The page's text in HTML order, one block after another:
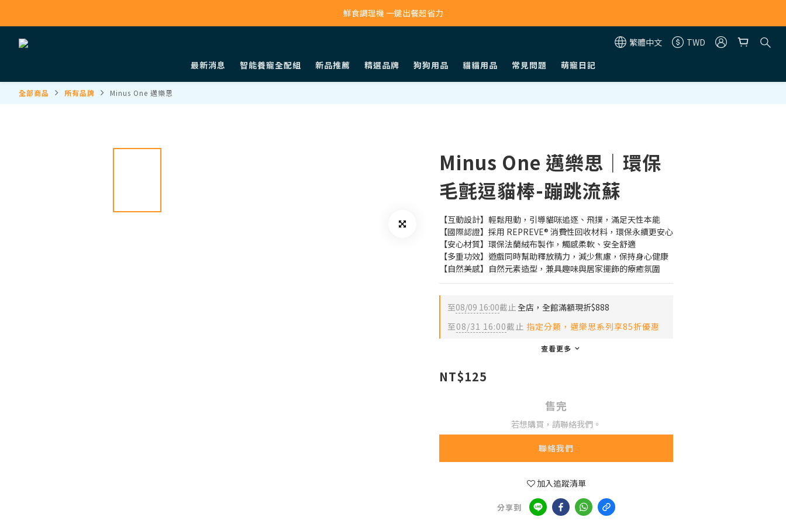
寵物吸毛機 吸毛清淨抗敏一次搞定
鮮食調理機 一鍵出餐超省力
繁體中文
TWD
最新消息
智能養寵全配組 新品推薦 精選品牌 狗狗用品 貓貓用品 常見問題 萌寵日記
全部商品 所有品牌 Minus One 邁樂思
Minus One 邁樂思｜環保
毛氈逗貓棒-蹦跳流蘇
【互動設計】輕鬆甩動，引導貓咪追逐、飛撲，滿足天性本能
【國際認證】採用 REPREVE® 消費性回收材料，環保永續更安心
【安心材質】環保法蘭絨布製作，觸感柔軟、安全舒適
【多重功效】遊戲同時幫助釋放精力，減少焦慮，保持身心健康
【自然美感】自然元素造型，兼具趣味與居家擺飾的療癒氛圍
至08/09 16:00截止全店，全館滿額現折$888
至08/31 16:00截止 指定分類，邁樂思系列享85折優惠
查看更多
NT$125
售完
若想購買，請聯絡我們。
聯絡我們
加入追蹤清單
分享到